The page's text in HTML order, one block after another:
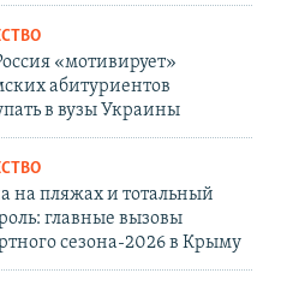
«мотивирует»
абитуриентов
в вузы Украины
на пляжах и тотальный
главные вызовы
сезона-2026 в Крыму